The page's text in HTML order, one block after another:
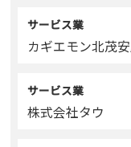
サービス業
カギエモン北茂
サービス業
株式会社タウ